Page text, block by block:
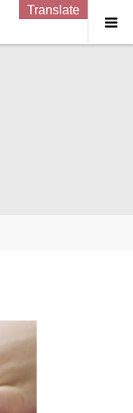
Translate